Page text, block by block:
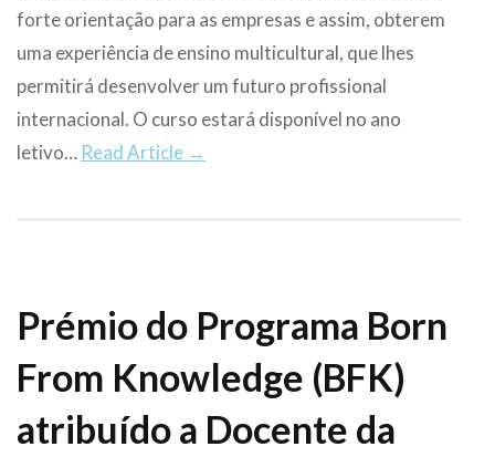
forte orientação para as empresas e assim, obterem
uma experiência de ensino multicultural, que lhes
permitirá desenvolver um futuro profissional
internacional. O curso estará disponível no ano
letivo… Read Article →
Prémio do Programa Born
From Knowledge (BFK)
atribuído a Docente da